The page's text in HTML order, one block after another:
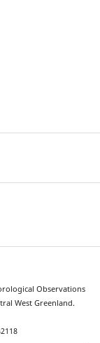
Observations
West Greenland.